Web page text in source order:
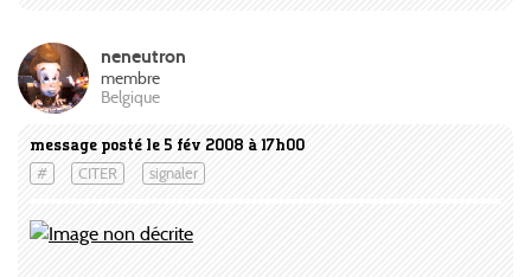
message posté le 5 fév 2008 à 17h00
# CITER signaler
neneutron
membre
Belgique